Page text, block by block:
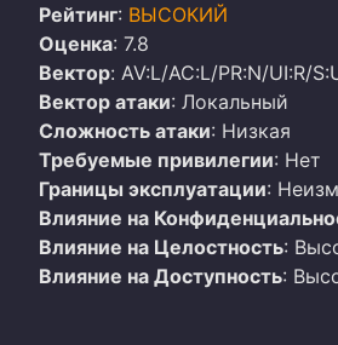
Рейтинг: ВЫСОКИЙ
Оценка: 7.8
Вектор: AV:L/AC:L/PR:N/UI:R/
Вектор атаки: Локальный
Сложность атаки: Низкая
Требуемые привилегии: Нет
Границы эксплуатации:
Влияние на
Влияние на Целостность:
Влияние на Доступность: